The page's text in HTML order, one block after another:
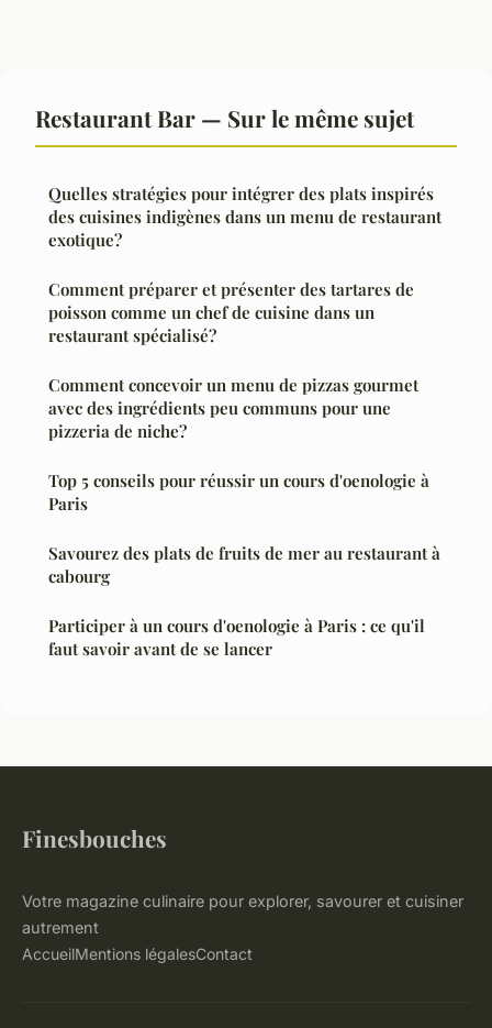
Restaurant Bar — Sur le même sujet
Quelles stratégies pour intégrer des plats inspirés
des cuisines indigènes dans un menu de restaurant
exotique?
Comment préparer et présenter des tartares de
poisson comme un chef de cuisine dans un
restaurant spécialisé?
Comment concevoir un menu de pizzas gourmet
avec des ingrédients peu communs pour une
pizzeria de niche?
Top 5 conseils pour réussir un cours d'oenologie à
Paris
Savourez des plats de fruits de mer au restaurant à
cabourg
Participer à un cours d'oenologie à Paris : ce qu'il
faut savoir avant de se lancer
Finesbouches
Votre magazine culinaire pour explorer, savourer et cuisiner
autrement
AccueilMentions légalesContact